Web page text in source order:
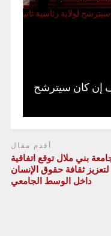
إن كان سيترشح
أقدم مقال
بني ملال توقع اتفاقية
لتعزيز ثقافة حقوق الإنسان
داخل الوسط الجامعي